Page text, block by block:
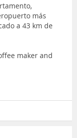
más
a 43 km de
maker and